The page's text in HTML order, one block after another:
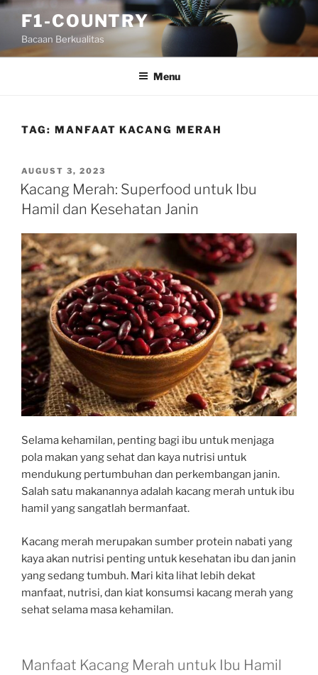
Skip
content
F1-COUNTRY
Bacaan Berkualitas
Menu
TAG: MANFAAT KACANG MERAH
POSTED
ON
AUGUST 3, 2023
Kacang Merah: Superfood untuk Ibu
Hamil dan Kesehatan Janin
Selama kehamilan, penting bagi ibu untuk menjaga
pola makan yang sehat dan kaya nutrisi untuk
mendukung pertumbuhan dan perkembangan janin.
Salah satu makanannya adalah kacang merah untuk ibu
hamil yang sangatlah bermanfaat.
Kacang merah merupakan sumber protein nabati yang
kaya akan nutrisi penting untuk kesehatan ibu dan janin
yang sedang tumbuh. Mari kita lihat lebih dekat
manfaat, nutrisi, dan kiat konsumsi kacang merah yang
sehat selama masa kehamilan.
Manfaat Kacang Merah untuk Ibu Hamil